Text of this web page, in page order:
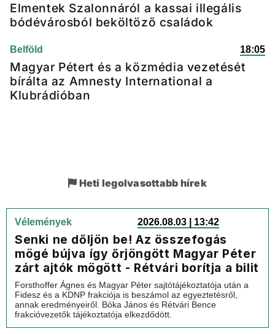
Elmentek Szalonnáról a kassai illegális
bódévárosból beköltöző családok
Belföld 18:05
Magyar Pétert és a közmédia vezetését
bírálta az Amnesty International a
Klubrádióban
Heti legolvasottabb hírek
Vélemények 2026.08.03 | 13:42
Senki ne dőljön be! Az összefogás
mögé bújva így őrjöngött Magyar Péter
zárt ajtók mögött - Rétvári borítja a bilit
Forsthoffer Ágnes és Magyar Péter sajtótájékoztatója után a
Fidesz és a KDNP frakciója is beszámol az egyeztetésről,
annak eredményeiről. Bóka János és Rétvári Bence
frakcióvezetők tájékoztatója elkezdődött.